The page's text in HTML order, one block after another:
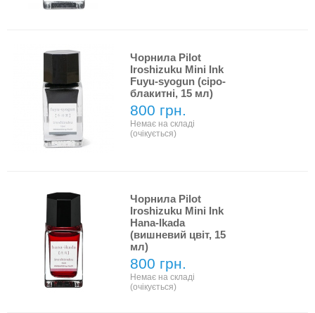
Чорнила Pilot
Iroshizuku Mini Ink
Fuyu-syogun (сіро-
блакитні, 15 мл)
800 грн.
Немає на складі
(очікується)
Чорнила Pilot
Iroshizuku Mini Ink
Hana-Ikada
(вишневий цвіт, 15
мл)
800 грн.
Немає на складі
(очікується)